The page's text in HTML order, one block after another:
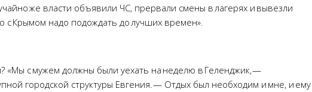
же власти объявили ЧС, прервали смены в лагерях и вывезли
с Крымом надо подождать до лучших времен».
«Мы с мужем должны были уехать на неделю в Геленджик, —
городской структуры Евгения. — Отдых был необходим и мне, и ему